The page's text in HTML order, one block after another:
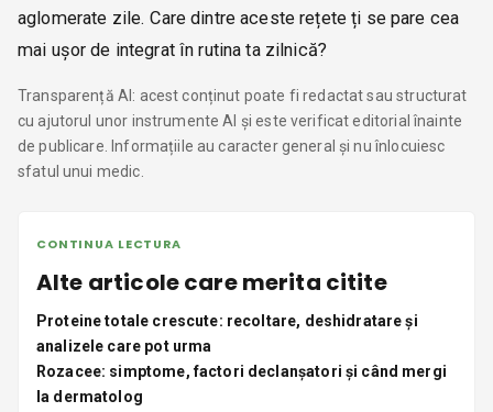
aglomerate zile. Care dintre aceste rețete ți se pare cea
mai ușor de integrat în rutina ta zilnică?
Transparență AI: acest conținut poate fi redactat sau structurat
cu ajutorul unor instrumente AI și este verificat editorial înainte
de publicare. Informațiile au caracter general și nu înlocuiesc
sfatul unui medic.
CONTINUA LECTURA
Alte articole care merita citite
Proteine totale crescute: recoltare, deshidratare și
analizele care pot urma
Rozacee: simptome, factori declanșatori și când mergi
la dermatolog